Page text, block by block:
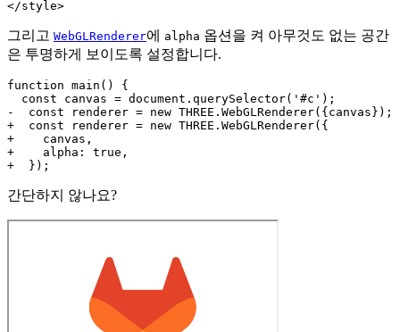
그리고 WebGLRenderer에 alpha 옵션을 켜 아무것도 없는 공간
은 투명하게 보이도록 설정합니다.
function main() {
  const canvas = document.querySelector('#c');
-  const renderer = new THREE.WebGLRenderer({canvas});
+  const renderer = new THREE.WebGLRenderer({
+    canvas,
+    alpha: true,
간단하지 않나요?